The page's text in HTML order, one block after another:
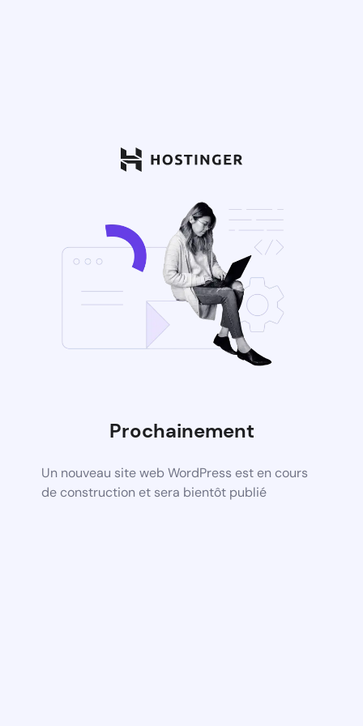
Prochainement
Un nouveau site web WordPress est en cours
de construction et sera bientôt publié